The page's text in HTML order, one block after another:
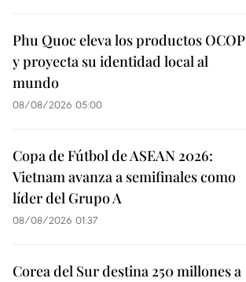
Phu Quoc eleva los productos OCOP
y proyecta su identidad local al
mundo
08/08/2026 05:00
Copa de Fútbol de ASEAN 2026:
Vietnam avanza a semifinales como
líder del Grupo A
08/08/2026 01:37
Corea del Sur destina 250 millones a